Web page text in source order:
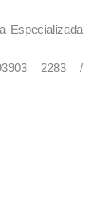
Especializada
2283 /